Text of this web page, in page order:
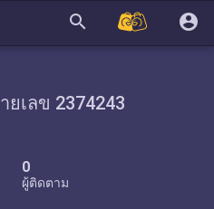
search account_circle
เลข 2374243
0
ผู้ติดตาม